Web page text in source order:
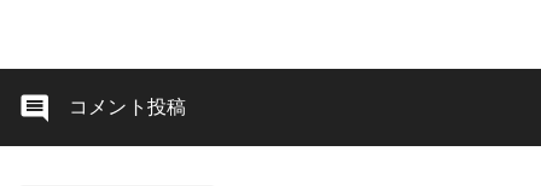
コメント投稿